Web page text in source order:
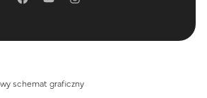
schemat graficzny